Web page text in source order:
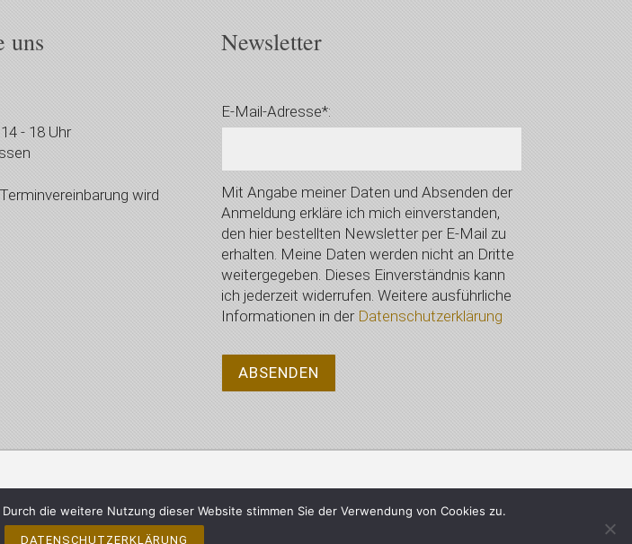
uns
- 18 Uhr
wird
Newsletter
E-Mail-Adresse*:
Mit Angabe meiner Daten und Absenden der
Anmeldung erkläre ich mich einverstanden,
den hier bestellten Newsletter per E-Mail zu
erhalten. Meine Daten werden nicht an Dritte
weitergegeben. Dieses Einverständnis kann
ich jederzeit widerrufen. Weitere ausführliche
Informationen in der Datenschutzerklärung
vorbehalten Impressum Datenschutzerklärung
die weitere Nutzung dieser Website stimmen Sie der Verwendung von Cookies zu.
DATENSCHUTZERKLÄRUNG